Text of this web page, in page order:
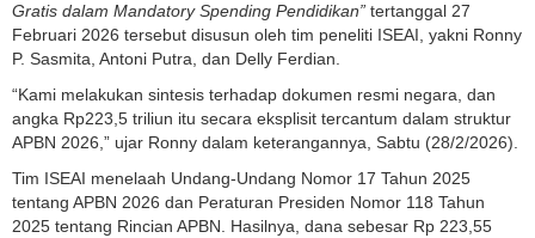
Gratis dalam Mandatory Spending Pendidikan” tertanggal 27
Februari 2026 tersebut disusun oleh tim peneliti ISEAI, yakni Ronny
P. Sasmita, Antoni Putra, dan Delly Ferdian.
“Kami melakukan sintesis terhadap dokumen resmi negara, dan
angka Rp223,5 triliun itu secara eksplisit tercantum dalam struktur
APBN 2026,” ujar Ronny dalam keterangannya, Sabtu (28/2/2026).
Tim ISEAI menelaah Undang-Undang Nomor 17 Tahun 2025
tentang APBN 2026 dan Peraturan Presiden Nomor 118 Tahun
2025 tentang Rincian APBN. Hasilnya, dana sebesar Rp 223,55